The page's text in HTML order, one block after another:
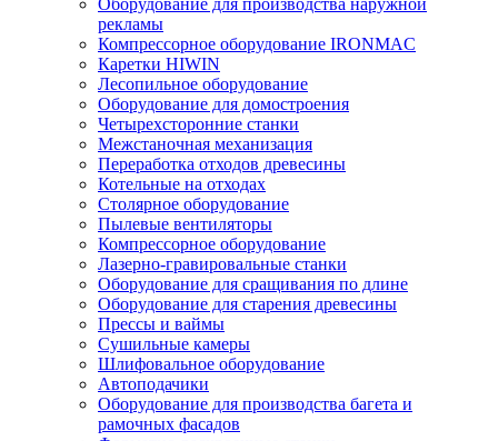
Оборудование для производства наружной
рекламы
Компрессорное оборудование IRONMAC
Каретки HIWIN
Лесопильное оборудование
Оборудование для домостроения
Четырехсторонние станки
Межстаночная механизация
Переработка отходов древесины
Котельные на отходах
Столярное оборудование
Пылевые вентиляторы
Компрессорное оборудование
Лазерно-гравировальные станки
Оборудование для сращивания по длине
Оборудование для старения древесины
Прессы и ваймы
Сушильные камеры
Шлифовальное оборудование
Автоподачики
Оборудование для производства багета и
рамочных фасадов